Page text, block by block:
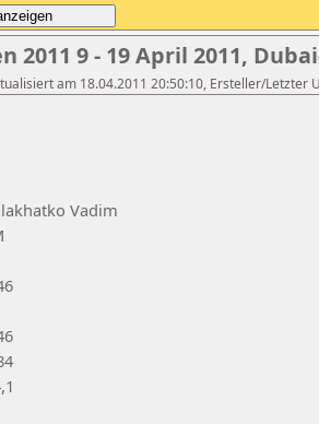
2011 9 - 19 April 2011,
am 18.04.2011 20:50:10, Ersteller/Letzter
Vadim